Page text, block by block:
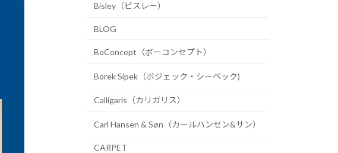
Bisley（ビスレー）
BLOG
BoConcept（ボーコンセプト）
Borek Sipek（ボジェック・シーペック)
Calligaris（カリガリス）
Carl Hansen & Søn（カールハンセン&サン）
CARPET